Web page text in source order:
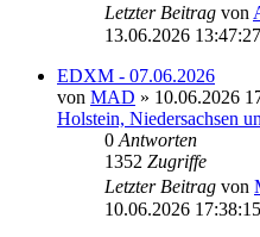
Letzter Beitrag von
13.06.2026 13:47:27
EDXM - 07.06.2026
von MAD » 10.06.2026
Holstein, Niedersachsen
0 Antworten
1352 Zugriffe
Letzter Beitrag von
10.06.2026 17:38:15